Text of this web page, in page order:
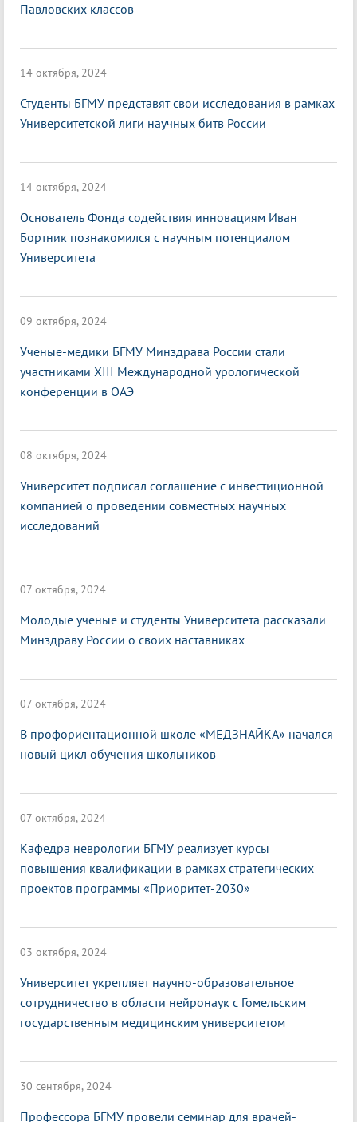
Павловских классов
14 октября, 2024
Студенты БГМУ представят свои исследования в рамках
Университетской лиги научных битв России
14 октября, 2024
Основатель Фонда содействия инновациям Иван
Бортник познакомился с научным потенциалом
Университета
09 октября, 2024
Ученые-медики БГМУ Минздрава России стали
участниками XIII Международной урологической
конференции в ОАЭ
08 октября, 2024
Университет подписал соглашение с инвестиционной
компанией о проведении совместных научных
исследований
07 октября, 2024
Молодые ученые и студенты Университета рассказали
Минздраву России о своих наставниках
07 октября, 2024
В профориентационной школе «МЕДЗНАЙКА» начался
новый цикл обучения школьников
07 октября, 2024
Кафедра неврологии БГМУ реализует курсы
повышения квалификации в рамках стратегических
проектов программы «Приоритет-2030»
03 октября, 2024
Университет укрепляет научно-образовательное
сотрудничество в области нейронаук с Гомельским
государственным медицинским университетом
30 сентября, 2024
Профессора БГМУ провели семинар для врачей-